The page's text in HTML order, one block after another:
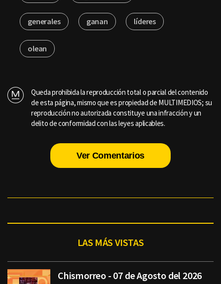
generales ganan líderes
olean
Queda prohibida la reproducción total o parcial del contenido
de esta página, mismo que es propiedad de MULTIMEDIOS; su
reproducción no autorizada constituye una infracción y un
delito de conformidad con las leyes aplicables.
Ver Comentarios
LAS MÁS VISTAS
Chismorreo - 07 de Agosto del 2026